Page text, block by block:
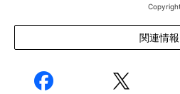
関連情報